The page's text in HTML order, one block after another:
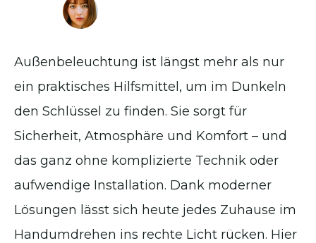
Außenbeleuchtung ist längst mehr als nur
ein praktisches Hilfsmittel, um im Dunkeln
den Schlüssel zu finden. Sie sorgt für
Sicherheit, Atmosphäre und Komfort – und
das ganz ohne komplizierte Technik oder
aufwendige Installation. Dank moderner
Lösungen lässt sich heute jedes Zuhause im
Handumdrehen ins rechte Licht rücken. Hier